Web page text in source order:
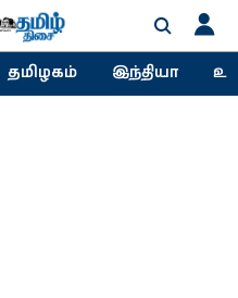
தமிழகம் இந்தியா